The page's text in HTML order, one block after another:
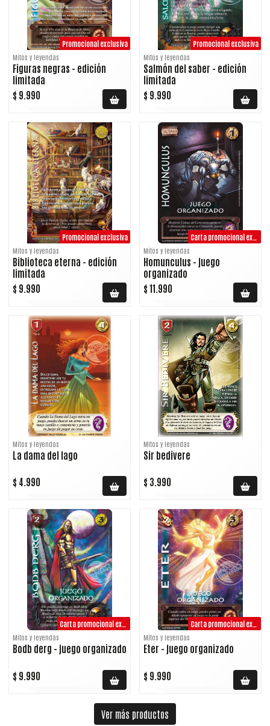
Promocional exclusiva
Mitos y leyendas
Figuras negras - edición
limitada
$ 9.990
Promocional exclusiva
Mitos y leyendas
Salmón del saber - edición
limitada
$ 9.990
Promocional exclusiva
Mitos y leyendas
Biblioteca eterna - edición
limitada
$ 9.990
Mitos y leyendas
Homunculus - juego
organizado
$ 11.990
Mitos y leyendas
La dama del lago
$ 4.990
Mitos y leyendas
Sir bedivere
$ 3.990
Carta promocional exclusiva juego organizado
Mitos y leyendas
Bodb derg - juego organizado
$ 9.990
Carta promocional exclusiva juego organizado
Mitos y leyendas
Eter - juego organizado
$ 9.990
Ver más productos